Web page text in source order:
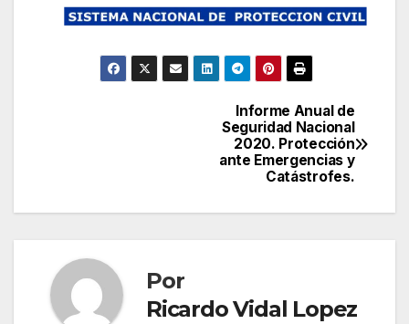
Informe Anual de
Seguridad Nacional
2020. Protección
ante Emergencias y
Catástrofes.
Por
Ricardo Vidal Lopez